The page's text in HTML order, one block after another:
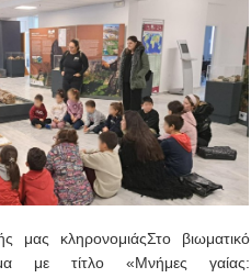
μας κληρονομιάςΣτο βιωματικό
με τίτλο «Μνήμες γαίας: